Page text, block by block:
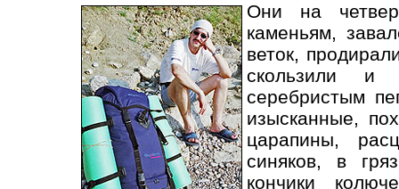
Они на
каменьям,
веток,
скользили и
серебристым
изысканные,
царапины,
синяков, в
кончики